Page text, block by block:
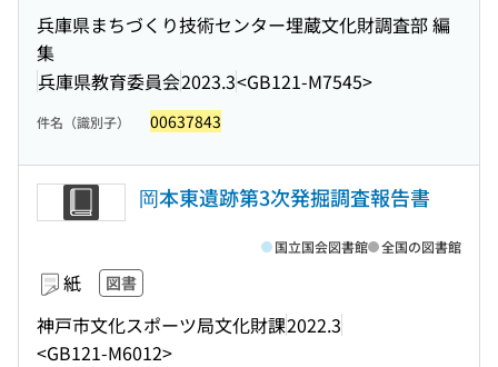
兵庫県まちづくり技術センター埋蔵文化財調査部 編
集
兵庫県教育委員会2023.3<GB121-M7545>
件名（識別子） 00637843
岡本東遺跡第3次発掘調査報告書
紙 図書
神戸市文化スポーツ局文化財課2022.3
<GB121-M6012>
国立国会図書館 全国の図書館